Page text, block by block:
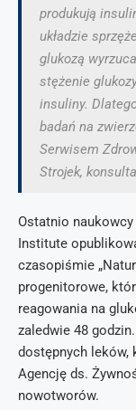
produkują
układzie
glukozą
stężenie
insuliny.
badań na
Serwisem
Strojek,
Ostatnio
Institute
czasopiśmie
progenitorowe,
reagowania na
zaledwie 48
dostępnych leków,
Agencję ds.
nowotworów.